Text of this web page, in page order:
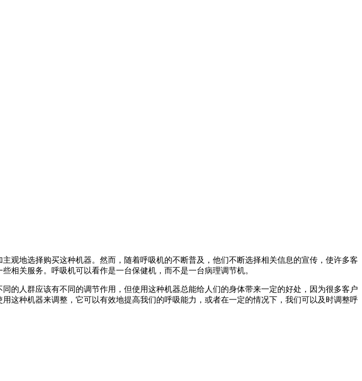
观地选择购买这种机器。然而，随着呼吸机的不断普及，他们不断选择相关信息的宣传，使许多客
相关服务。呼吸机可以看作是一台保健机，而不是一台病理调节机。
的人群应该有不同的调节作用，但使用这种机器总能给人们的身体带来一定的好处，因为很多客户
这种机器来调整，它可以有效地提高我们的呼吸能力，或者在一定的情况下，我们可以及时调整呼